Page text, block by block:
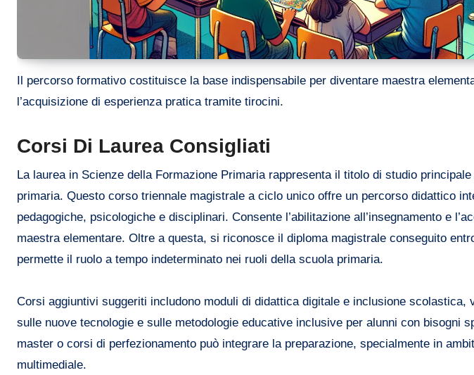
Il percorso formativo costituisce la base indispensabile per diventare maestra
l’acquisizione di esperienza pratica tramite tirocini.
Corsi Di Laurea Consigliati
La laurea in Scienze della Formazione Primaria rappresenta il titolo di studio
primaria. Questo corso triennale magistrale a ciclo unico offre un percorso didattico
pedagogiche, psicologiche e disciplinari. Consente l’abilitazione all’insegnamento e
maestra elementare. Oltre a questa, si riconosce il diploma magistrale conseguito
permette il ruolo a tempo indeterminato nei ruoli della scuola primaria.
Corsi aggiuntivi suggeriti includono moduli di didattica digitale e inclusione
sulle nuove tecnologie e sulle metodologie educative inclusive per alunni con bisogni
master o corsi di perfezionamento può integrare la preparazione, specialmente in
multimediale.